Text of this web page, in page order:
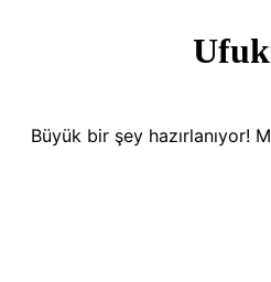
Büyük bir şey hazırlanıyor!